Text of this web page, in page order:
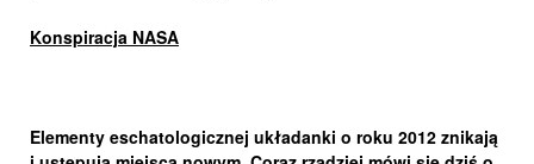
Konspiracja NASA
Elementy eschatologicznej układanki o roku 2012 znikają